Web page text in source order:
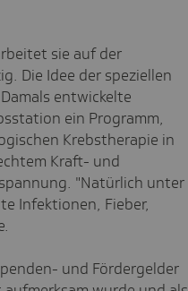
sie auf der
Die Idee der speziellen
entwickelte
ein Programm,
Krebstherapie in
Kraft- und
"Natürlich unter
Infektionen, Fieber,
und Fördergelder